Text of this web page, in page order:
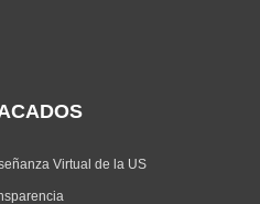
Virtual de la US